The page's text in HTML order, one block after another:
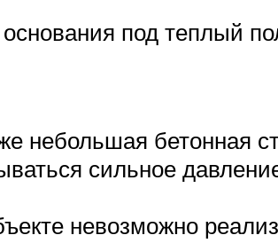
под теплый
небольшая бетонная
сильное
невозможно